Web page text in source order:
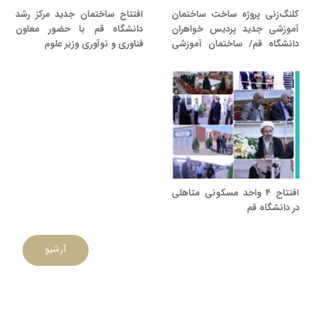
سجاد محمدعلی‌نژاد
معاون از سال ۱۳۹۸ تا ۱۳۹۹
کلنگ‌زنی پروژه ساخت ساختمان
آموزشی جدید پردیس خواهران
دانشگاه قم/ ساختمان آموزشی
سریع‌ترین زمان ممکن به
بهره‌برداری می‌رسد
افتتاح ساختمان جدید مرکز رشد
دانشگاه قم با حضور معاون
فناوری و نوآوری وزیر علوم​
افتتاح ۴ واحد مسکونی متاهلی
در دانشگاه قم
آرشیو